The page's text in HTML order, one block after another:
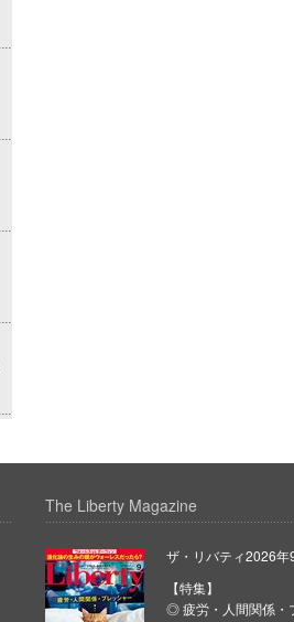
The Liberty Magazine
ザ・リバティ2026年
【特集】
◎ 疲労・人間関係・